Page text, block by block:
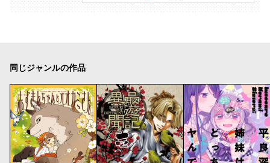
同じジャンルの作品